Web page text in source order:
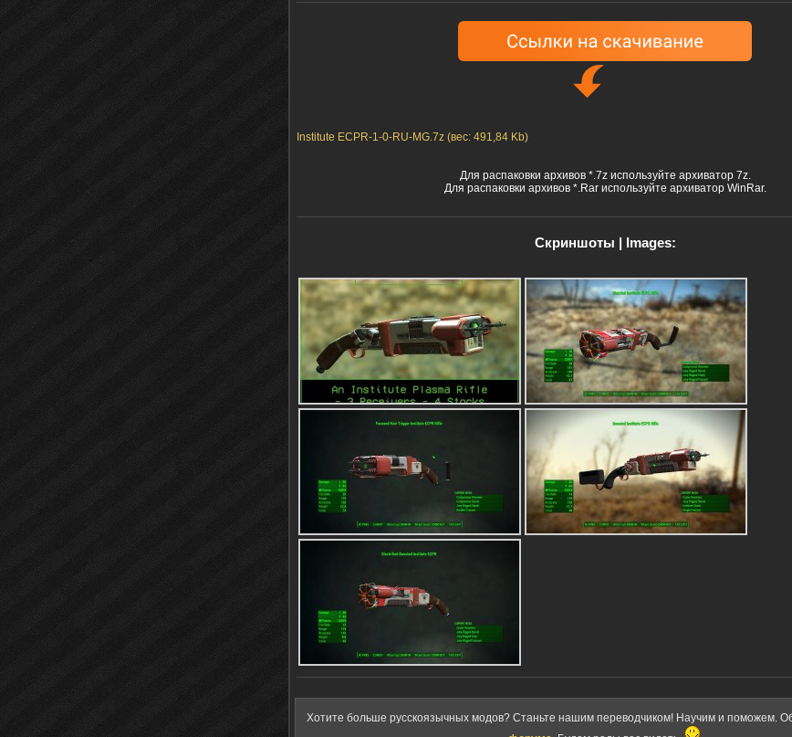
Institute ECPR-1-0-RU-MG.7z (вес: 491,84 Kb)
Для распаковки архивов *.7z используйте архиватор 7z.
Для распаковки архивов *.Rar используйте архиватор WinRar.
Скриншоты | Images:
Хотите больше русскоязычных модов? Станьте нашим переводчиком! Научим и поможем.